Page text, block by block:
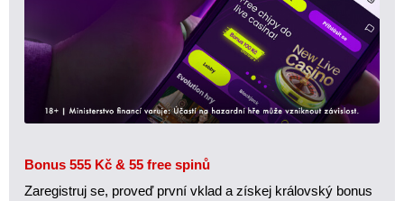
Bonus 555 Kč & 55 free spinů
Zaregistruj se, proveď první vklad a získej královský bonus